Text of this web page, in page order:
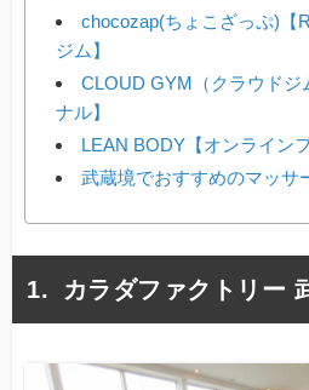
chocozap(ちょこざっぷ)【
ジム】
CLOUD GYM（クラウドジ
ナル】
LEAN BODY【オンライン
武蔵境でおすすめのマッサ
カラダファクトリー